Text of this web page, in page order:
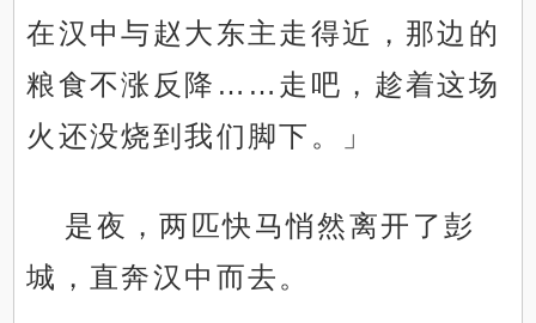
在汉中与赵大东主走得近，那边的
粮食不涨反降……走吧，趁着这场
火还没烧到我们脚下。」
是夜，两匹快马悄然离开了彭
城，直奔汉中而去。